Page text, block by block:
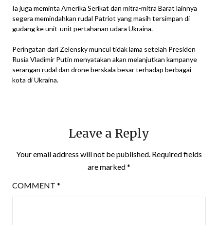
Ia juga meminta Amerika Serikat dan mitra-mitra Barat lainnya
segera memindahkan rudal Patriot yang masih tersimpan di
gudang ke unit-unit pertahanan udara Ukraina.
Peringatan dari Zelensky muncul tidak lama setelah Presiden
Rusia Vladimir Putin menyatakan akan melanjutkan kampanye
serangan rudal dan drone berskala besar terhadap berbagai
kota di Ukraina.
Leave a Reply
Your email address will not be published. Required fields
are marked*
COMMENT *